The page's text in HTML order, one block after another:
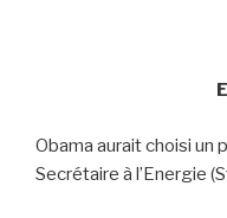
Obama aurait choisi un
Secrétaire à l’Energie